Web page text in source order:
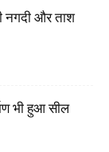
नगदी और ताश
भी हुआ सील